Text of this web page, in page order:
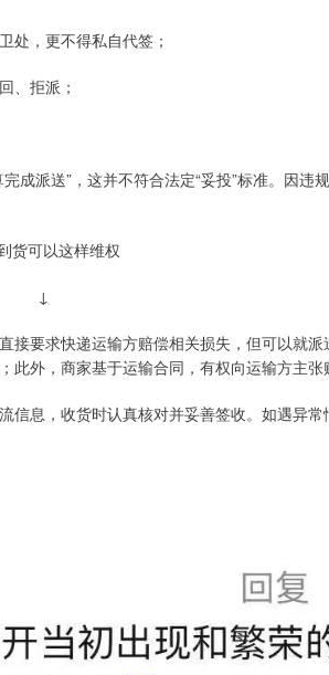
处，更不得私自代签；
、拒派；
成派送”，这并不符合法定“妥投”标准。因违
货可以这样维权
↓
接要求快递运输方赔偿相关损失，但可以就
外，商家基于运输合同，有权向运输方主张
信息，收货时认真核对并妥善签收。如遇异